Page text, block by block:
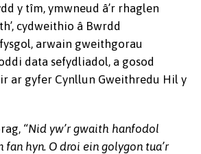
y tîm, ymwneud â’r rhaglen
cydweithio â Bwrdd
arwain gweithgorau
data sefydliadol, a gosod
ar gyfer Cynllun Gweithredu Hil y
“Nid yw’r gwaith hanfodol
fan hyn. O droi ein golygon tua’r